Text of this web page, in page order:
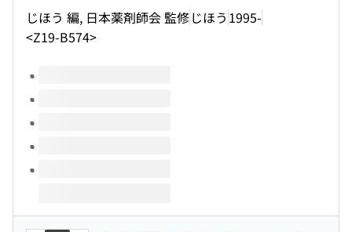
じほう 編, 日本薬剤師会 監修じほう 1995-
<Z19-B574>
このタイトルの巻号